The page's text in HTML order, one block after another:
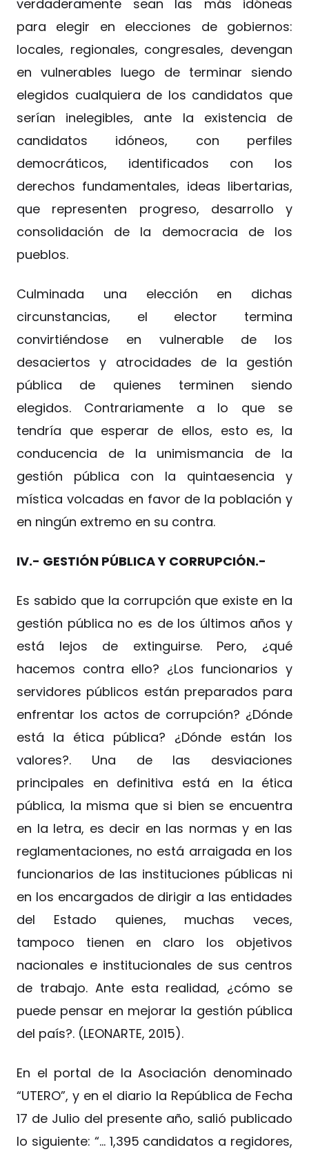
verdaderamente sean las más idóneas
para elegir en elecciones de gobiernos:
locales, regionales, congresales, devengan
en vulnerables luego de terminar siendo
elegidos cualquiera de los candidatos que
serían inelegibles, ante la existencia de
candidatos idóneos, con perfiles
democráticos, identificados con los
derechos fundamentales, ideas libertarias,
que representen progreso, desarrollo y
consolidación de la democracia de los
pueblos.
Culminada una elección en dichas
circunstancias, el elector termina
convirtiéndose en vulnerable de los
desaciertos y atrocidades de la gestión
pública de quienes terminen siendo
elegidos. Contrariamente a lo que se
tendría que esperar de ellos, esto es, la
conducencia de la unimismancia de la
gestión pública con la quintaesencia y
mística volcadas en favor de la población y
en ningún extremo en su contra.
IV.- GESTIÓN PÚBLICA Y CORRUPCIÓN.-
Es sabido que la corrupción que existe en la
gestión pública no es de los últimos años y
está lejos de extinguirse. Pero, ¿qué
hacemos contra ello? ¿Los funcionarios y
servidores públicos están preparados para
enfrentar los actos de corrupción? ¿Dónde
está la ética pública? ¿Dónde están los
valores?. Una de las desviaciones
principales en definitiva está en la ética
pública, la misma que si bien se encuentra
en la letra, es decir en las normas y en las
reglamentaciones, no está arraigada en los
funcionarios de las instituciones públicas ni
en los encargados de dirigir a las entidades
del Estado quienes, muchas veces,
tampoco tienen en claro los objetivos
nacionales e institucionales de sus centros
de trabajo. Ante esta realidad, ¿cómo se
puede pensar en mejorar la gestión pública
del país?. (LEONARTE, 2015).
En el portal de la Asociación denominado
“UTERO”, y en el diario la República de Fecha
17 de Julio del presente año, salió publicado
lo siguiente: “… 1,395 candidatos a regidores,